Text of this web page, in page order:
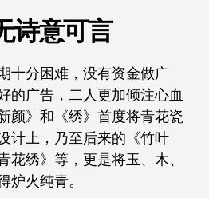
诗意可言
十分困难，没有资金做广
的广告，二人更加倾注心血
颜》和《绣》首度将青花瓷
计上，乃至后来的《竹叶
花绣》等，更是将玉、木、
炉火纯青。